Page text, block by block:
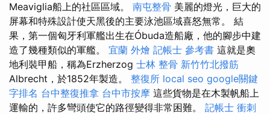
Meaviglia船上的社區區域。 南屯整骨 美麗的燈光，巨大的
屏幕和特殊設計使天黑後的主要泳池區域喜怒無常。 結
果，第一個匈牙利軍艦出生在Óbuda造船廠，他的腳步中建
造了幾種類似的軍艦。 宜蘭 外燴 記帳士 參考書 這就是奧
地利裝甲船，稱為Erzherzog 士林 整骨 新竹竹北撥筋
Albrecht，於1852年製造。 整復所 local seo google關鍵
字排名 台中整復推拿 台中市按摩 這些貨物是在木製帆船上
運輸的，許多彎頭使它的路徑變得非常困難。 記帳士 衝刺